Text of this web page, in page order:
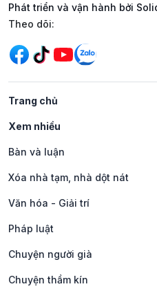
Phát triển và vận hành bởi
Mạng xã hội
Theo dõi:
Trang chủ
Xem nhiều
Bàn và luận
Xóa nhà tạm, nhà dột nát
Văn hóa - Giải trí
Pháp luật
Chuyện người già
Chuyện thầm kín